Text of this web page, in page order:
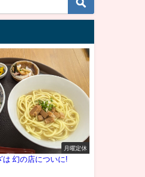
の中華
円
【ランチ部】GET54 坦TAN
ば 1,200円
2022年12月5日
月曜定休
は 幻の店についに!